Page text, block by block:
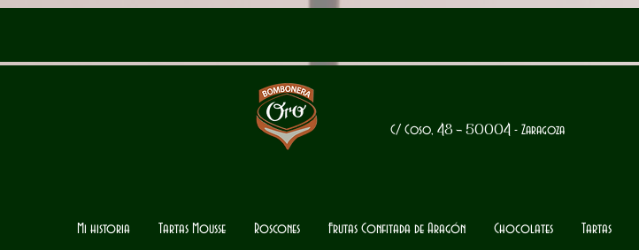
C/ Coso, 48 - 50004 - Zaragoza
Mi historia Tartas Mousse Roscones Frutas Confitada de Aragón Chocolates Tartas